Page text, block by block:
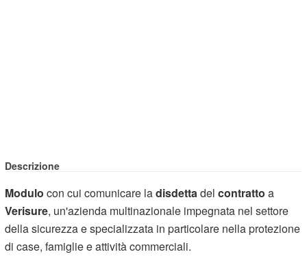
Descrizione
Modulo con cui comunicare ladisdettadelcontrattoa
Verisure, un'azienda multinazionale impegnata nel settore
della sicurezza e specializzata in particolare nella protezione
di case, famiglie e attività commerciali.